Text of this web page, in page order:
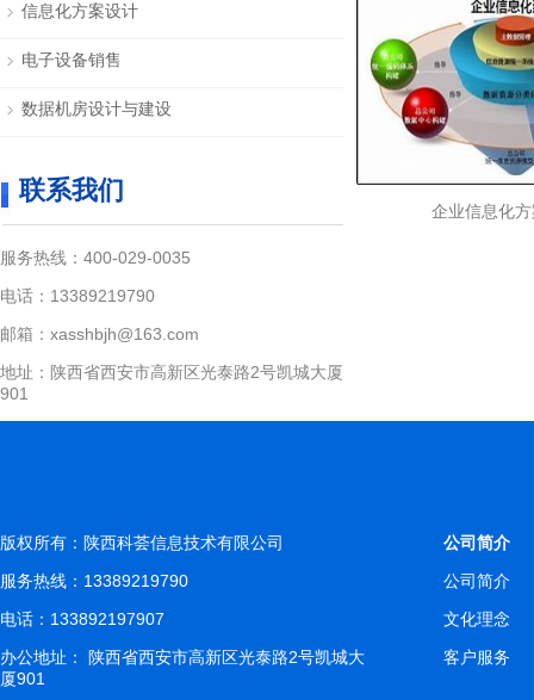
企业信息化
信息化方案设计
电子设备销售
数据机房设计与建设
联系我们
服务热线：400-029-0035
电话：13389219790
邮箱：xasshbjh@163.com
地址：陕西省西安市高新区光泰路2号凯城大厦
901
版权所有：陕西科荟信息技术有限公司
服务热线：13389219790
电话：133892197907
办公地址： 陕西省西安市高新区光泰路2号凯城大
厦901
公司简介
公司简介
文化理念
客户服务